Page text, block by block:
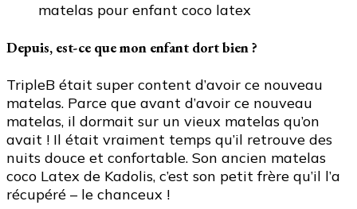
matelas pour enfant coco latex
Depuis, est-ce que mon enfant dort bien ?
TripleB était super content d’avoir ce nouveau
matelas. Parce que avant d’avoir ce nouveau
matelas, il dormait sur un vieux matelas qu’on
avait ! Il était vraiment temps qu’il retrouve des
nuits douce et confortable. Son ancien matelas
coco Latex de Kadolis, c’est son petit frère qu’il l’a
récupéré – le chanceux !